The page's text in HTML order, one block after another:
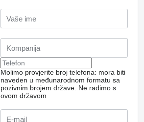
Molimo provjerite broj telefona: mora biti
naveden u međunarodnom formatu sa
pozivnim brojem države. Ne radimo s
ovom državom